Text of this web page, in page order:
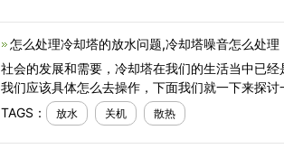
怎么处理冷却塔的放水问题,冷却塔噪音怎么处理
社会的发展和需要，冷却塔在我们的生活当中已
我们应该具体怎么去操作，下面我们就一下来探
TAGS：
放水 关机 散热